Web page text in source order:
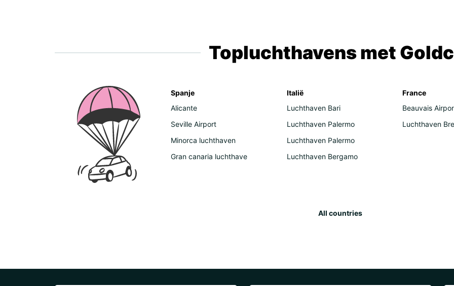
Topluchthavens met
Spanje
Alicante
Seville Airport
Minorca luchthaven
Gran canaria luchthave
Italië
Luchthaven Bari
Luchthaven Palermo
Luchthaven Palermo
Luchthaven Bergamo
France
Beauvais
Luchthaven
All countries